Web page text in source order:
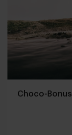
Choco-Bonus